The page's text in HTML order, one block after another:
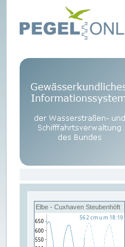
Elbe - Cuxhaven Steubenhöft